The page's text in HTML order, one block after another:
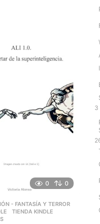
0 0
- FANTASÍA Y TERROR
,TIENDA KINDLE
3